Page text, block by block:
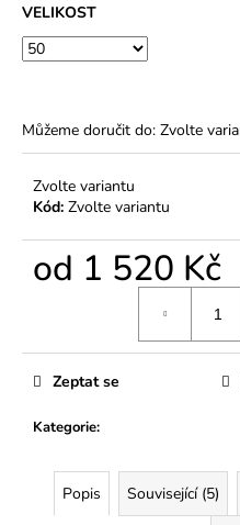
VELIKOST
Můžeme doručit do: Zvolte
Zvolte variantu
Kód: Zvolte variantu
od 1 520 Kč
Kategorie:
Zeptat se
Popis Související (5)
Kč